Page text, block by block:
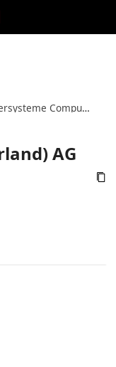
Computerzubehör
AG
